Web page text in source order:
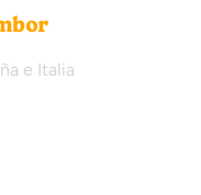
e Italia